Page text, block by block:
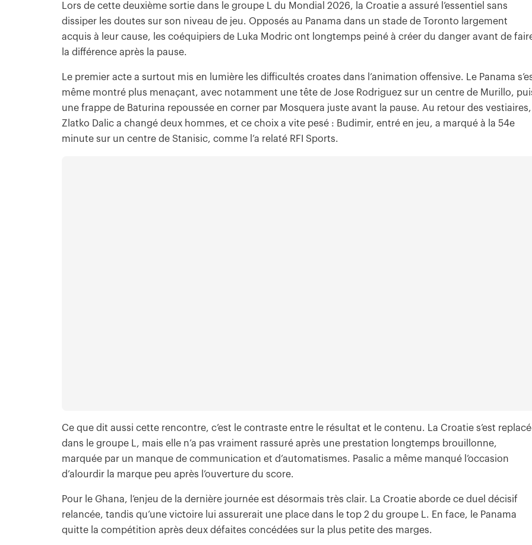
Lors de cette deuxième sortie dans le groupe L du Mondial 2026, la Croatie a assuré l’essentiel sans
dissiper les doutes sur son niveau de jeu. Opposés au Panama dans un stade de Toronto largement
acquis à leur cause, les coéquipiers de Luka Modric ont longtemps peiné à créer du danger avant de
la différence après la pause.
Le premier acte a surtout mis en lumière les difficultés croates dans l’animation offensive. Le Panama
même montré plus menaçant, avec notamment une tête de Jose Rodriguez sur un centre de Murillo,
une frappe de Baturina repoussée en corner par Mosquera juste avant la pause. Au retour des vestiaires,
Zlatko Dalic a changé deux hommes, et ce choix a vite pesé : Budimir, entré en jeu, a marqué à la 54e
minute sur un centre de Stanisic, comme l’a relaté RFI Sports.
Ce que dit aussi cette rencontre, c’est le contraste entre le résultat et le contenu. La Croatie s’est
dans le groupe L, mais elle n’a pas vraiment rassuré après une prestation longtemps brouillonne,
marquée par un manque de communication et d’automatismes. Pasalic a même manqué l’occasion
d’alourdir la marque peu après l’ouverture du score.
Pour le Ghana, l’enjeu de la dernière journée est désormais très clair. La Croatie aborde ce duel décisif
relancée, tandis qu’une victoire lui assurerait une place dans le top 2 du groupe L. En face, le Panama
quitte la compétition après deux défaites concédées sur la plus petite des marges.